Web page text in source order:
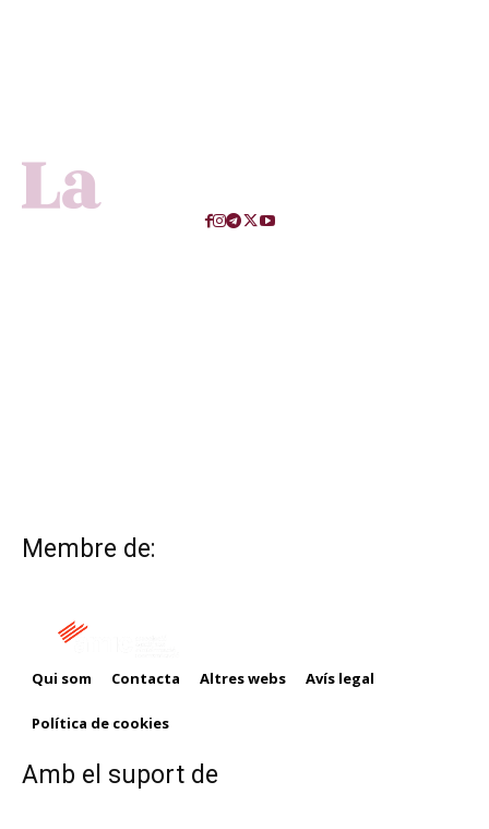
Membre de:
Qui som Contacta Altres webs Avís legal
Política de cookies
Amb el suport de